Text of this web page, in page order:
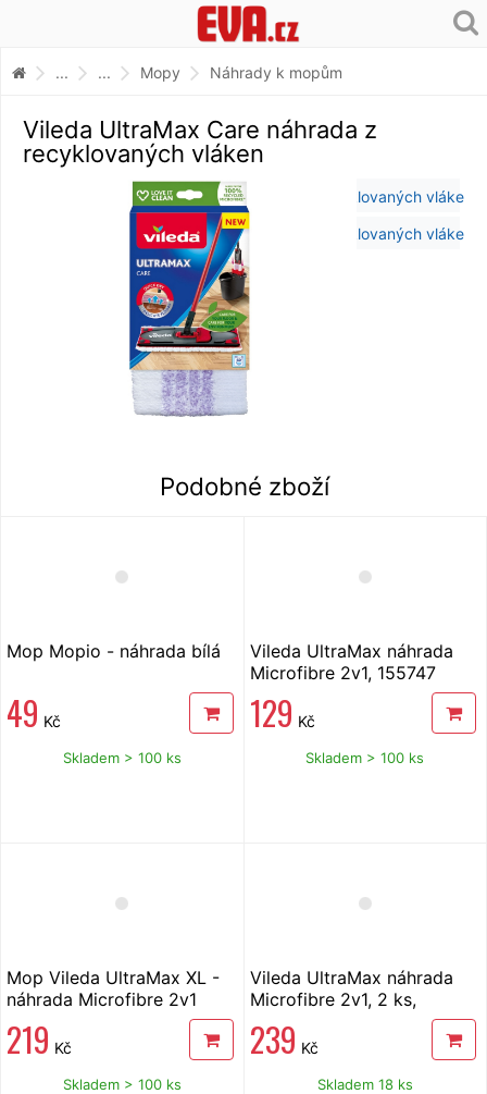
... ... Mopy Náhrady k mopům
Vileda UltraMax Care náhrada z
recyklovaných vláken
Podobné zboží
Mop Mopio - náhrada bílá
49 Kč
Skladem > 100 ks
Vileda UltraMax náhrada
Microfibre 2v1, 155747
129 Kč
Skladem > 100 ks
Mop Vileda UltraMax XL -
náhrada Microfibre 2v1
219 Kč
Skladem > 100 ks
Vileda UltraMax náhrada
Microfibre 2v1, 2 ks,
239 Kč
Skladem 18 ks